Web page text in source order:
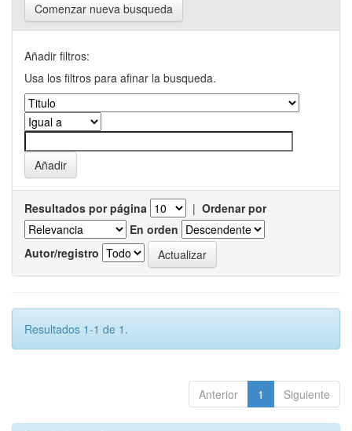
Comenzar nueva busqueda
Añadir filtros:
Usa los filtros para afinar la busqueda.
Resultados por página | Ordenar por
En orden
Autor/registro
Resultados 1-1 de 1.
Anterior 1 Siguiente